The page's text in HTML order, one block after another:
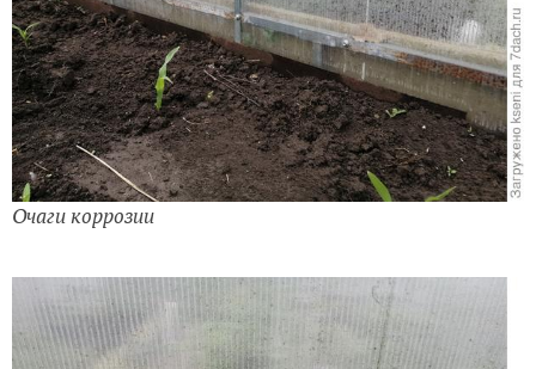
Очаги коррозии